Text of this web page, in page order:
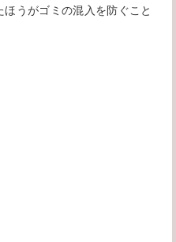
うがゴミの混入を防ぐこと